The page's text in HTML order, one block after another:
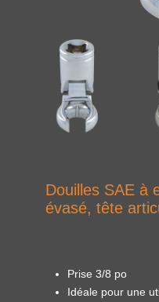
Douilles SAE à
évasé, tête
Prise 3/8 po
Idéale pour une